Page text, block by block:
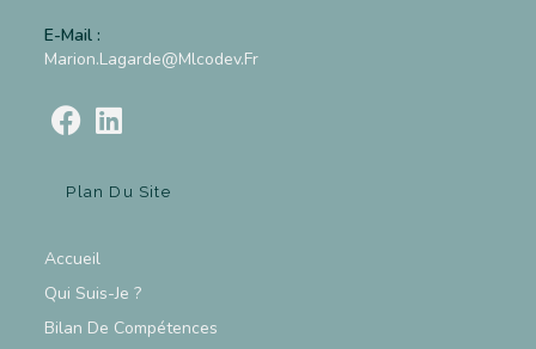
E-Mail :
Marion.lagarde@mlcodev.fr
Plan Du Site
Accueil
Qui Suis-Je ?
Bilan De Compétences